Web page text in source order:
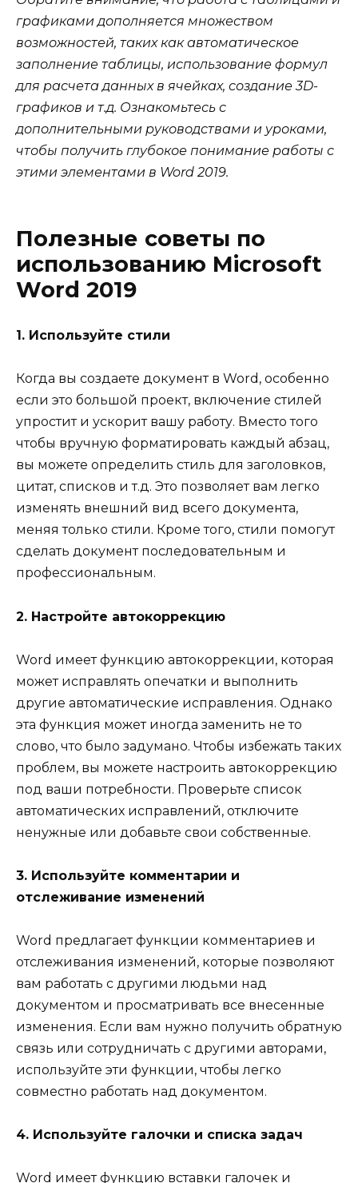
графиками дополняется множеством
возможностей, таких как автоматическое
заполнение таблицы, использование формул
для расчета данных в ячейках, создание 3D-
графиков и т.д. Ознакомьтесь с
дополнительными руководствами и уроками,
чтобы получить глубокое понимание работы с
этими элементами в Word 2019.
Полезные советы по
использованию Microsoft
Word 2019
1. Используйте стили
Когда вы создаете документ в Word, особенно
если это большой проект, включение стилей
упростит и ускорит вашу работу. Вместо того
чтобы вручную форматировать каждый абзац,
вы можете определить стиль для заголовков,
цитат, списков и т.д. Это позволяет вам легко
изменять внешний вид всего документа,
меняя только стили. Кроме того, стили помогут
сделать документ последовательным и
профессиональным.
2. Настройте автокоррекцию
Word имеет функцию автокоррекции, которая
может исправлять опечатки и выполнить
другие автоматические исправления. Однако
эта функция может иногда заменить не то
слово, что было задумано. Чтобы избежать таких
проблем, вы можете настроить автокоррекцию
под ваши потребности. Проверьте список
автоматических исправлений, отключите
ненужные или добавьте свои собственные.
3. Используйте комментарии и
отслеживание изменений
Word предлагает функции комментариев и
отслеживания изменений, которые позволяют
вам работать с другими людьми над
документом и просматривать все внесенные
изменения. Если вам нужно получить обратную
связь или сотрудничать с другими авторами,
используйте эти функции, чтобы легко
совместно работать над документом.
4. Используйте галочки и списка задач
Word имеет функцию вставки галочек и